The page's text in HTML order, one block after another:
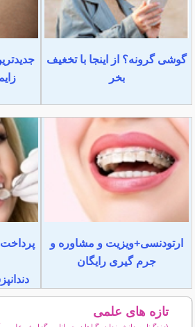
گوشی گرونه؟ از اینجا با تخغیف
بخر
ارتودنسی+ویزیت و مشاوره و
جرم گیری رایگان
تازه های علمی